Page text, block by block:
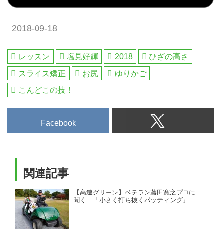
2018-09-18
レッスン 塩見好輝 2018
ひざの高さ
スライス矯正
お尻
ゆりかご
こんどこの技！
Facebook
関連記事
【高速グリーン】ベテラン藤田寛之プロに
聞く 「小さく打ち抜くパッティング」